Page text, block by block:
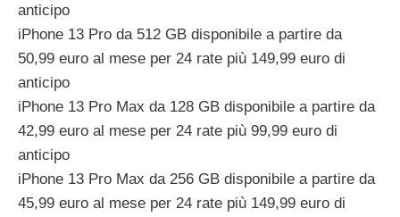
anticipo
iPhone 13 Pro da 512 GB disponibile a partire da
50,99 euro al mese per 24 rate più 149,99 euro di
anticipo
iPhone 13 Pro Max da 128 GB disponibile a partire da
42,99 euro al mese per 24 rate più 99,99 euro di
anticipo
iPhone 13 Pro Max da 256 GB disponibile a partire da
45,99 euro al mese per 24 rate più 149,99 euro di